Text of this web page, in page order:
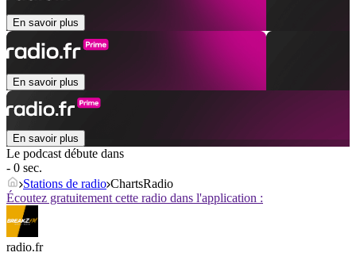
En savoir plus
En savoir plus
En savoir plus
Le podcast débute dans
- 0 sec.
Stations de radio ChartsRadio
Écoutez gratuitement cette radio dans l'application :
radio.fr